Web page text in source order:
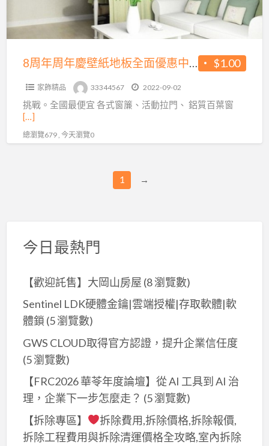
紙
地
$1.00
8周年周年慶壁紙地板全面優惠中-富居福科店
家飾精品 33344567 2022-09-02
挑戰。全國最便宜 各式窗簾、活動拉門、 鋁質百葉窗
[…]
總瀏覽679 , 今天瀏覽0
1 →
今日最熱門
【歡迎託售】大岡山房屋 (8 瀏覽數)
Sentinel LDK硬體金鑰|雲端授權|存取軟體|軟
體鎖 (5 瀏覽數)
GWS CLOUD取得官方認證，提升企業信任度
(5 瀏覽數)
【FRC2026 華苓年度論壇】從 AI 工具到 AI 治
理，企業下一步怎麼走？ (5 瀏覽數)
【拆除專區】
拆除費用,拆除價格,拆除報價,
拆除工程費用與拆除清運價格全攻略,室內拆除